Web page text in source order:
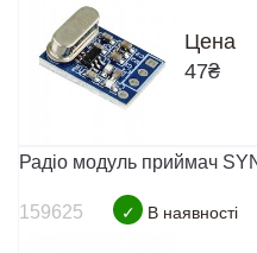
Цена
47₴
Радіо модуль приймач
159625 ✓ В наявності